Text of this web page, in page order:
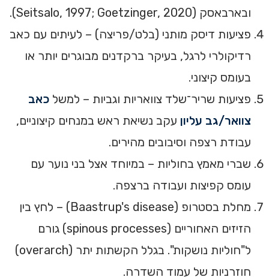
ובארבאסק (Seitsalo, 1997; Goetzinger, 2020).
פציעות דיסק מותני (בלט/פריצה) – לעיתים עם כאב
רדיקולרי לרגל, בעיקר ברקדנים מבוגרים יותר או
בעומס קיצוני.
פציעות שריר־שלד צוואריות וגביות – למשל כאב
צוואר/גב עליון עקב נשיאת ראש במנחים קיצוניים,
עבודת רצפה וסיבובים מהירים.
שברי מאמץ בחוליות – במיוחד אצל בני נוער עם
עומס קפיצות ועבודה ברצפה.
מחלת בסטרופ (Baastrup's disease) – לחץ בין
הזיזים האחוריים (spinous processes) גורם
ל"חוליות נושקות". בגלל הקשתות יתר (overarch)
חוזרניות של עמוד השדרה.